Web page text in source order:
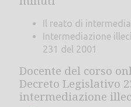
Il reato di
Intermediazione
231 del 2001
Docente del corso
Decreto Legislativo
intermediazione